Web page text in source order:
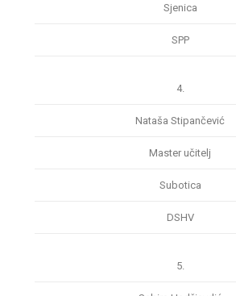
Sjenica
SPP
4.
Nataša Stipančević
Master učitelj
Subotica
DSHV
5.